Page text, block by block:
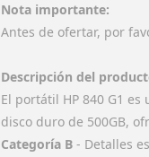
Nota importante:
Antes de ofertar, por
Descripción del
El portátil HP 840 G1
disco duro de 500GB,
Categoría B - Detalles